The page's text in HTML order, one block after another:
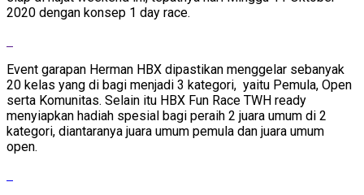
2020 dengan konsep 1 day race.
Event garapan Herman HBX dipastikan menggelar sebanyak
20 kelas yang di bagi menjadi 3 kategori, yaitu Pemula, Open
serta Komunitas. Selain itu HBX Fun Race TWH ready
menyiapkan hadiah spesial bagi peraih 2 juara umum di 2
kategori, diantaranya juara umum pemula dan juara umum
open.